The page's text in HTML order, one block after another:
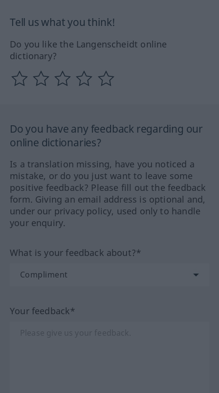
Tell us what you think!
Do you like the Langenscheidt online
dictionary?
Do you have any feedback regarding our
online dictionaries?
Is a translation missing, have you noticed a
mistake, or do you just want to leave some
positive feedback? Please fill out the feedback
form. Giving an email address is optional and,
under our privacy policy, used only to handle
your enquiry.
What is your feedback about?*
Your feedback*